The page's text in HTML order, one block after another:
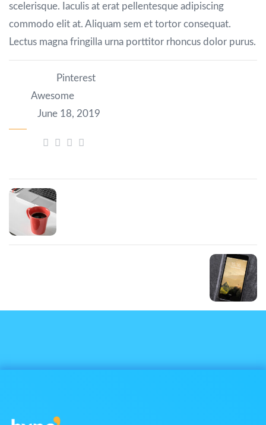
scelerisque. Iaculis at erat pellentesque adipiscing
commodo elit at. Aliquam sem et tortor consequat.
Lectus magna fringilla urna porttitor rhoncus dolor purus.
Pinterest
Awesome
June 18, 2019